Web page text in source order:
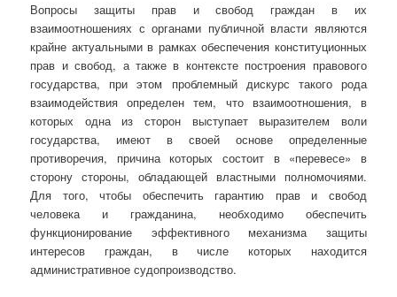
Вопросы защиты прав и свобод граждан в их
взаимоотношениях с органами публичной власти являются
крайне актуальными в рамках обеспечения конституционных
прав и свобод, а также в контексте построения правового
государства, при этом проблемный дискурс такого рода
взаимодействия определен тем, что взаимоотношения, в
которых одна из сторон выступает выразителем воли
государства, имеют в своей основе определенные
противоречия, причина которых состоит в «перевесе» в
сторону стороны, обладающей властными полномочиями.
Для того, чтобы обеспечить гарантию прав и свобод
человека и гражданина, необходимо обеспечить
функционирование эффективного механизма защиты
интересов граждан, в числе которых находится
административное судопроизводство.